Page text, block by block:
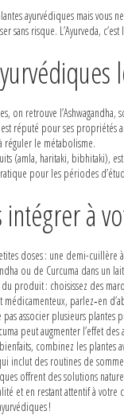
ayurvédiques mais vous
sans risque. L’Ayurveda,
on retrouve
réputé pour ses
réguler le métabolisme.
(amla, haritaki, bibhitaki),
pour les périodes
intégrer à
doses : une demi-cuillère
ou de Curcuma dans un
produit : choisissez des
médicamenteux, parlez‑en
associer plusieurs plantes
peut augmenter l’effet des
combinez les plantes
inclut des routines de
offrent des solutions
et en restant attentif à
!